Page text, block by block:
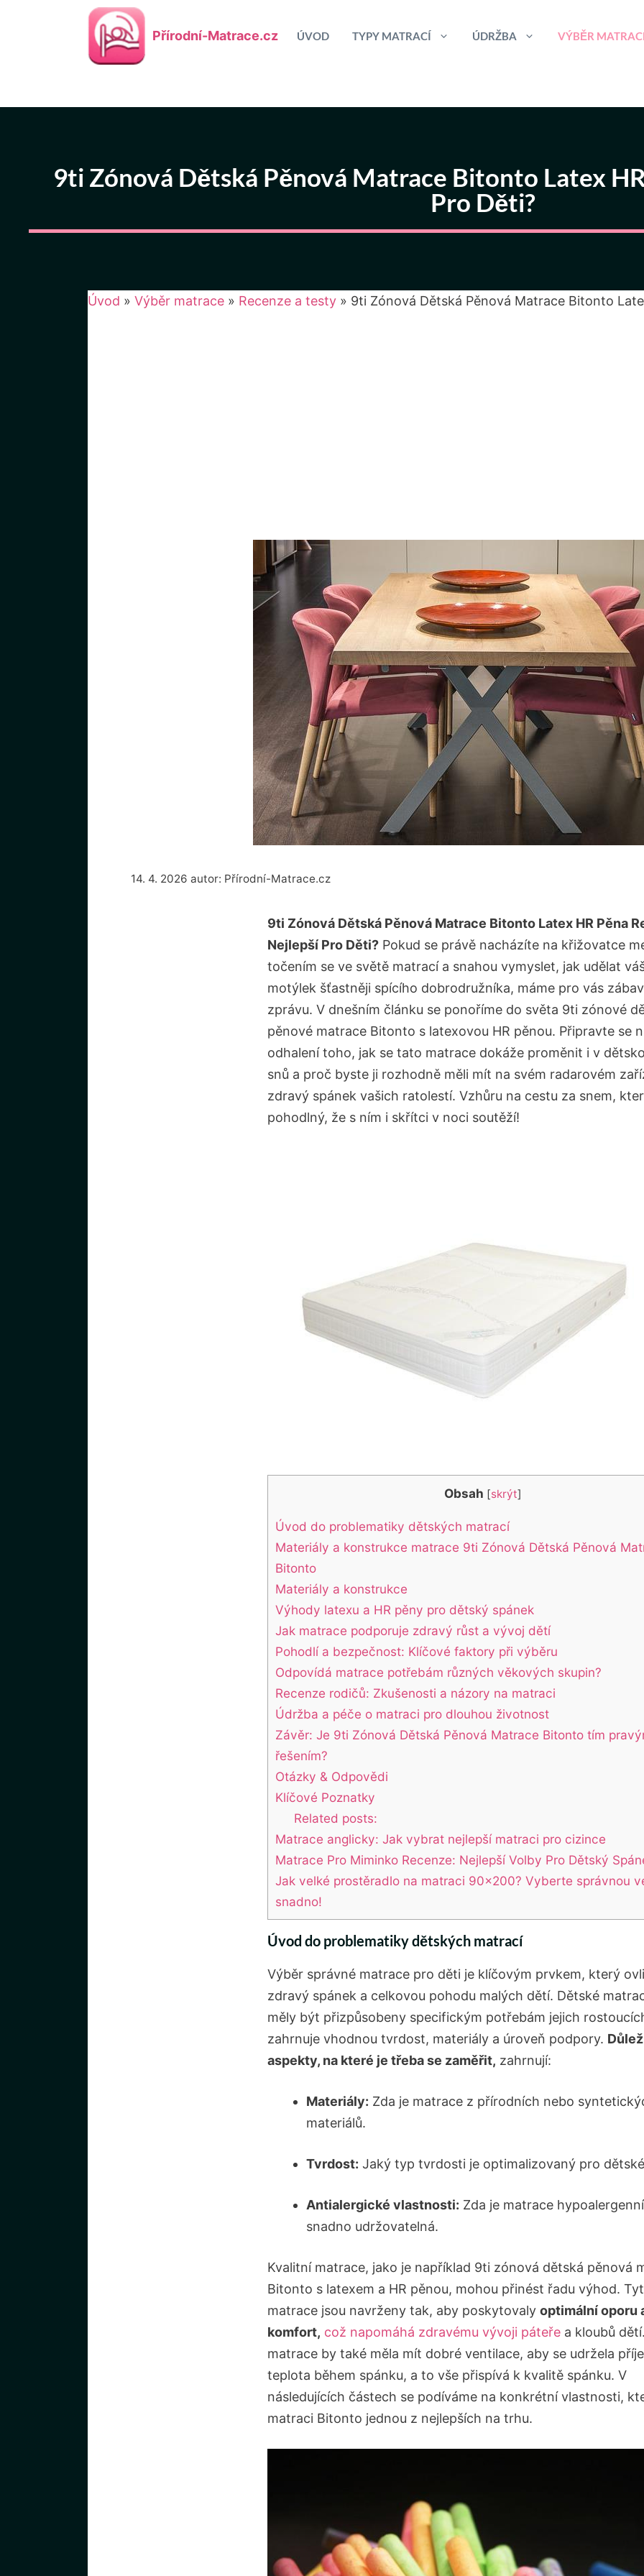
Přírodní-Matrace.cz ÚVOD TYPY MATRACÍ ÚDRŽBA VÝBĚR
9ti Zónová Dětská Pěnová Matrace Bitonto Latex
Pro Děti?
Úvod » Výběr matrace » Recenze a testy » 9ti Zónová Dětská Pěnová Matrace Bitonto
14. 4. 2026 autor: Přírodní-Matrace.cz
9ti Zónová Dětská Pěnová Matrace Bitonto Latex HR Pěna
Nejlepší Pro Děti? Pokud se právě nacházíte na křižovatce
točením se ve světě matrací a snahou vymyslet, jak udělat
motýlek šťastněji spícího dobrodružníka, máme pro vás
zprávu. V dnešním článku se ponoříme do světa 9ti zónové
pěnové matrace Bitonto s latexovou HR pěnou. Připravte se
odhalení toho, jak se tato matrace dokáže proměnit i v
snů a proč byste ji rozhodně měli mít na svém radarovém
zdravý spánek vašich ratolestí. Vzhůru na cestu za snem,
pohodlný, že s ním i skřítci v noci soutěží!
Obsah [skrýt]
Úvod do problematiky dětských matrací
Materiály a konstrukce matrace 9ti Zónová Dětská Pěnová
Bitonto
Materiály a konstrukce
Výhody latexu a HR pěny pro dětský spánek
Jak matrace podporuje zdravý růst a vývoj dětí
Pohodlí a bezpečnost: Klíčové faktory při výběru
Odpovídá matrace potřebám různých věkových skupin?
Recenze rodičů: Zkušenosti a názory na matraci
Údržba a péče o matraci pro dlouhou životnost
Závěr: Je 9ti Zónová Dětská Pěnová Matrace Bitonto tím
řešením?
Otázky & Odpovědi
Klíčové Poznatky
Related posts:
Matrace anglicky: Jak vybrat nejlepší matraci pro cizince
Matrace Pro Miminko Recenze: Nejlepší Volby Pro Dětský
Jak velké prostěradlo na matraci 90x200? Vyberte správnou
snadno!
Úvod do problematiky dětských matrací
Výběr správné matrace pro děti je klíčovým prvkem, který
zdravý spánek a celkovou pohodu malých dětí. Dětské
měly být přizpůsobeny specifickým potřebám jejich
zahrnuje vhodnou tvrdost, materiály a úroveň podpory.
aspekty, na které je třeba se zaměřit, zahrnují:
Materiály: Zda je matrace z přírodních nebo
materiálů.
Tvrdost: Jaký typ tvrdosti je optimalizovaný pro
Antialergické vlastnosti: Zda je matrace
snadno udržovatelná.
Kvalitní matrace, jako je například 9ti zónová dětská pěnová
Bitonto s latexem a HR pěnou, mohou přinést řadu výhod.
matrace jsou navrženy tak, aby poskytovaly optimální oporu
komfort, což napomáhá zdravému vývoji páteře a kloubů
matrace by také měla mít dobré ventilace, aby se udržela
teplota během spánku, a to vše přispívá k kvalitě spánku. V
následujících částech se podíváme na konkrétní vlastnosti,
matraci Bitonto jednou z nejlepších na trhu.